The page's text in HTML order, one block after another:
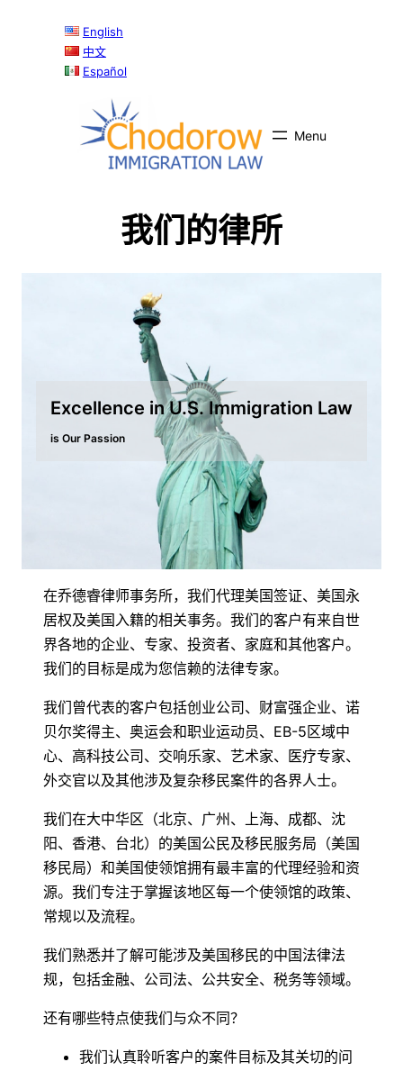
English
中文
Español
我们的律所
Excellence in U.S. Immigration Law
is Our Passion
在乔德睿律师事务所，我们代理美国签证、美国永
居权及美国入籍的相关事务。我们的客户有来自世
界各地的企业、专家、投资者、家庭和其他客户。
我们的目标是成为您信赖的法律专家。
我们曾代表的客户包括创业公司、财富强企业、诺
贝尔奖得主、奥运会和职业运动员、EB-5区域中
心、高科技公司、交响乐家、艺术家、医疗专家、
外交官以及其他涉及复杂移民案件的各界人士。
我们在大中华区（北京、广州、上海、成都、沈
阳、香港、台北）的美国公民及移民服务局（美国
移民局）和美国使领馆拥有最丰富的代理经验和资
源。我们专注于掌握该地区每一个使领馆的政策、
常规以及流程。
我们熟悉并了解可能涉及美国移民的中国法律法
规，包括金融、公司法、公共安全、税务等领域。
还有哪些特点使我们与众不同？
我们认真聆听客户的案件目标及其关切的问